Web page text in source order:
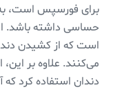
برای فورسپس است،
حساسی داشته باشد.
است که از کشیدن
می‌کنند. علاوه بر
دندان استفاده کرد که